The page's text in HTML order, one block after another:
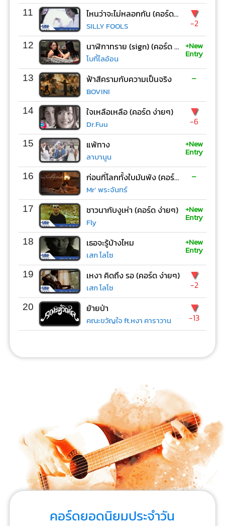
11 ไหนว่าจะไม่หลอกกัน (คอร์ด ง่ายๆ)
SILLY FOOLS
▼
-2
12 นาฬิกาทราย (sign) (คอร์ด ง่ายๆ)
โบกี้ไลอ้อน
+New
Entry
13 ฟ้าสีครามกับความเป็นจริง
BOVINI
-
14 ใจเหลือเหลือ (คอร์ด ง่ายๆ)
Dr.Fuu
▼
-6
15 แพ้ทาง
ลาบานูน
+New
Entry
16 ก่อนที่โลกทั้งใบมันพัง (คอร์ด ง่ายๆ)
Mr’ พระจันทร์
-
17 ชาวนากับงูเห่า (คอร์ด ง่ายๆ)
Fly
+New
Entry
18 เธอจะรู้บ้างไหม
เสก โลโซ
+New
Entry
19 เหงา คิดถึง รอ (คอร์ด ง่ายๆ)
เสก โลโซ
▼
-2
20 ย้ายป่า
คณะขวัญใจ ft.หงา คาราวาน
▼
-13
คอร์ดยอดนิยมประจำวัน